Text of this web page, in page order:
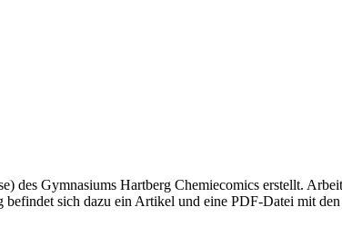
des Gymnasiums Hartberg Chemiecomics erstellt.
sich dazu ein Artikel und eine PDF-Datei mit